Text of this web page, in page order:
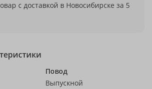
с доставкой в Новосибирске за 5
Повод
Выпускной